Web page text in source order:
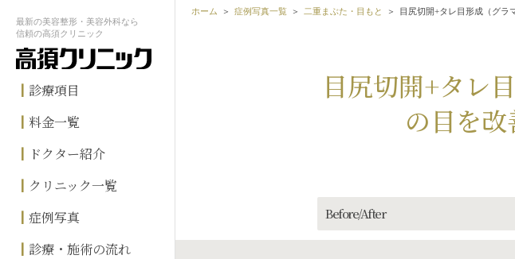
最新の美容整形・美容外科なら
信頼の高須クリニック
診療項目
料金一覧
ドクター紹介
クリニック一覧
症例写真
診療・施術の流れ
ホーム 症例写真一覧 二重まぶた・目もと 目尻切開+タレ目形成（グラ
目尻切開+タレ
の目を
Before/After